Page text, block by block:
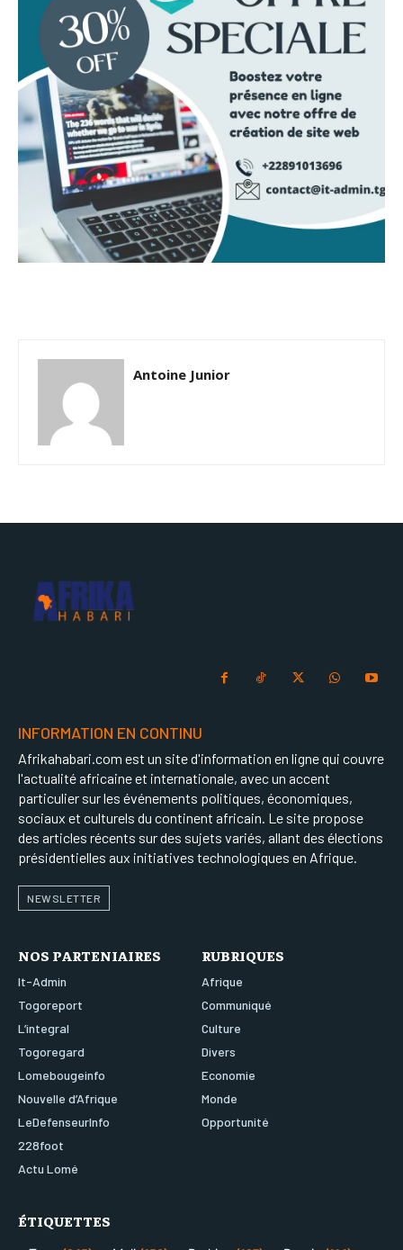
Antoine Junior
INFORMATION EN CONTINU
Afrikahabari.com est un site d'information en ligne qui couvre
l'actualité africaine et internationale, avec un accent
particulier sur les événements politiques, économiques,
sociaux et culturels du continent africain. Le site propose
des articles récents sur des sujets variés, allant des élections
présidentielles aux initiatives technologiques en Afrique.
NEWSLETTER
NOS PARTENIAIRES
It-Admin
Togoreport
L’integral
Togoregard
Lomebougeinfo
Nouvelle d’Afrique
LeDefenseurInfo
228foot
Actu Lomé
RUBRIQUES
Afrique
Communiqué
Culture
Divers
Economie
Monde
Opportunité
ÉTIQUETTES